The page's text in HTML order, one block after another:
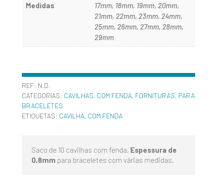
Medidas
17mm, 18mm, 19mm, 20mm,
21mm, 22mm, 23mm, 24mm,
25mm, 26mm, 27mm, 28mm,
29mm
REF: N.D.
CATEGORIAS: CAVILHAS, COM FENDA, FORNITURAS, PARA
BRACELETES
ETIQUETAS: CAVILHA, COM FENDA
Saco de 10 cavilhas com fenda. Espessura de
0,8mm para braceletes com várias medidas.